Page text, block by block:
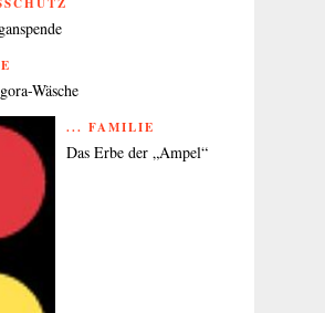
Wäsche
... FAMILIE
Das Erbe der „Ampel“